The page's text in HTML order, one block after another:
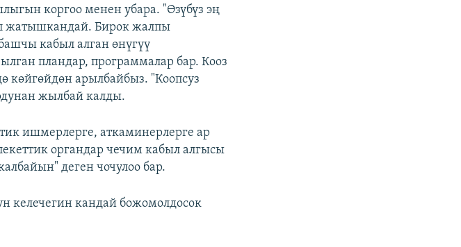
коргоо менен убара. "Өзүбүз эң
жатышкандай. Бирок жалпы
кабыл алган өнүгүү
пландар, программалар бар. Кооз
көйгөйдөн арылбайбыз. "Коопсуз
жылбай калды.
ишмерлерге, аткаминерлерге ар
органдар чечим кабыл алгысы
деген чочулоо бар.
келечегин кандай божомолдосок